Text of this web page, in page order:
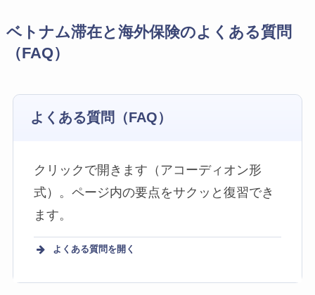
ベトナム滞在と海外保険のよくある質問
（FAQ）
よくある質問（FAQ）
クリックで開きます（アコーディオン形
式）。ページ内の要点をサクッと復習でき
ます。
よくある質問を開く